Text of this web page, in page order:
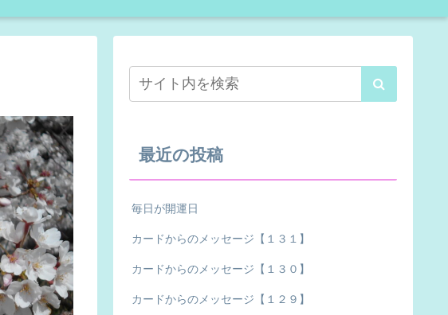
最近の投稿
毎日が開運日
カードからのメッセージ【１３１】
カードからのメッセージ【１３０】
カードからのメッセージ【１２９】